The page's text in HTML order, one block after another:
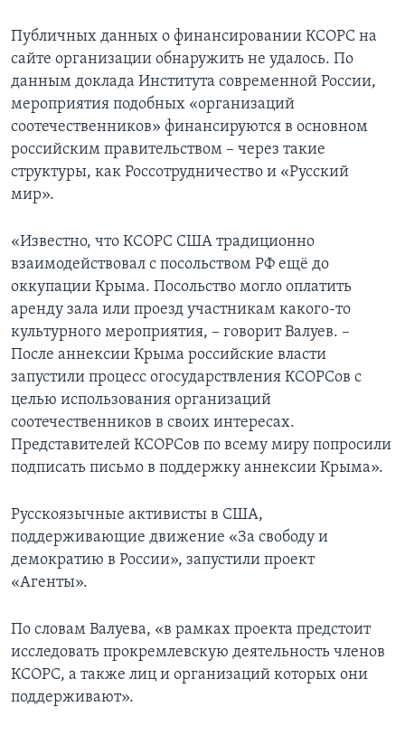
Публичных данных о финансировании КСОРС на
сайте организации обнаружить не удалось. По
данным доклада Института современной России,
мероприятия подобных «организаций
соотечественников» финансируются в основном
российским правительством – через такие
структуры, как Россотрудничество и «Русский
мир».
«Известно, что КСОРС США традиционно
взаимодействовал с посольством РФ ещё до
оккупации Крыма. Посольство могло оплатить
аренду зала или проезд участникам какого-то
культурного мероприятия, – говорит Валуев. –
После аннексии Крыма российские власти
запустили процесс огосударствления КСОРСов с
целью использования организаций
соотечественников в своих интересах.
Представителей КСОРСов по всему миру попросили
подписать письмо в поддержку аннексии Крыма».
Русскоязычные активисты в США,
поддерживающие движение «За свободу и
демократию в России», запустили проект
«Агенты».
По словам Валуева, «в рамках проекта предстоит
исследовать прокремлевскую деятельность членов
КСОРС, а также лиц и организаций которых они
поддерживают».